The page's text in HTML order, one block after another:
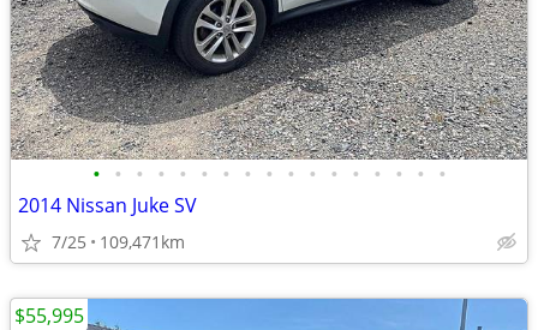
• • • • • • • • • • • • • • • • •
2014 Nissan Juke SV
7/25 109,471km
$55,995